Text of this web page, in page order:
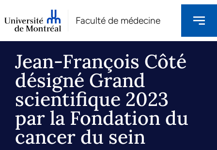
Faculté de médecine
Jean-François Côté
désigné Grand
scientifique 2023
par la Fondation du
cancer du sein